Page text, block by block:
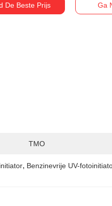
De Beste Prijs Ga
TMO
, Benzinevrije UV-